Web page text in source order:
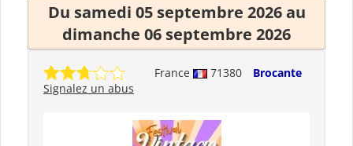
Du samedi 05 septembre 2026 au
dimanche 06 septembre 2026
France 71380
Brocante
Signalez un abus